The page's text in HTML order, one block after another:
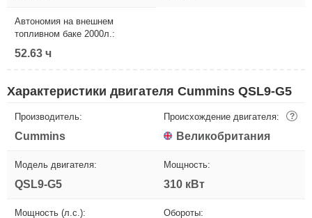
Автономия на внешнем
топливном баке 2000л.:
52.63 ч
Характеристики двигателя Cummins QSL9-G5
Производитель:
Cummins
Происхождение двигателя: ?
Великобритания
Модель двигателя:
QSL9-G5
Мощность:
310 кВт
Мощность (л.с.): Обороты: